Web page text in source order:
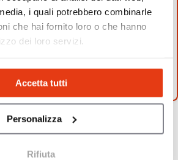
i quali potrebbero combinarle
che hai fornito loro o che hanno
dei loro servizi.
Accetta tutti
Personalizza
Rifiuta
un fast food Five Guys in Italia